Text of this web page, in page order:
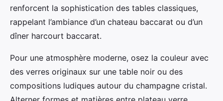
renforcent la sophistication des tables classiques,
rappelant l’ambiance d’un chateau baccarat ou d’un
dîner harcourt baccarat.
Pour une atmosphère moderne, osez la couleur avec
des verres originaux sur une table noir ou des
compositions ludiques autour du champagne cristal.